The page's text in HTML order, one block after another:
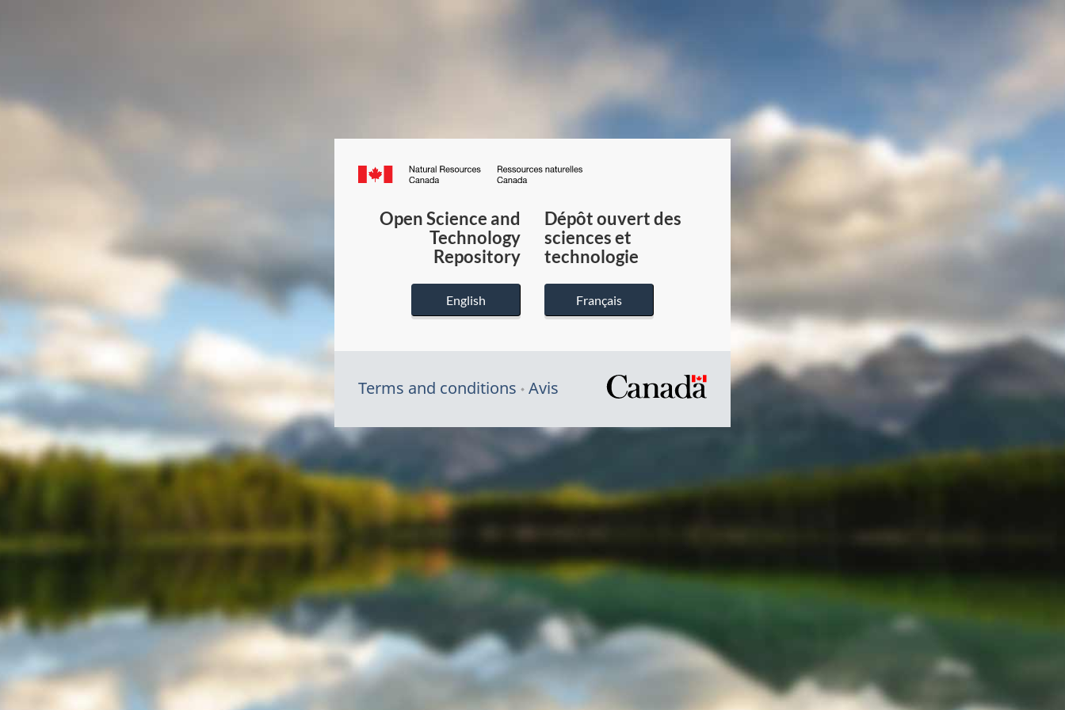
Canada.ca
du
Canada
Open Science and
Technology
Repository
English
Dépôt ouvert des
sciences et
technologie
Français
Terms and conditions Avis
/
gouvernement
du